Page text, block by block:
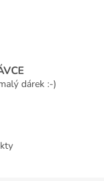
dárek :-)